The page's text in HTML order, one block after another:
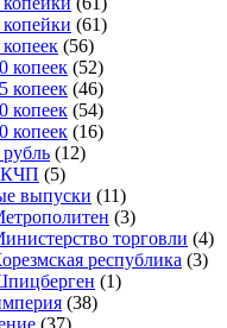
копейки (61)
копеек (56)
копеек (52)
копеек (46)
копеек (54)
копеек (16)
рубль (12)
(5)
выпуски (11)
(3)
торговли (4)
республика (3)
(1)
(38)
(37)